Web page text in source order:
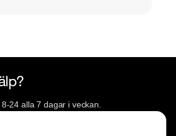
24 alla 7 dagar i veckan.